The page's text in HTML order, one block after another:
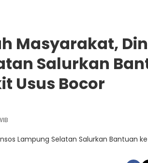
Masyarakat,
Salurkan
Usus Bocor